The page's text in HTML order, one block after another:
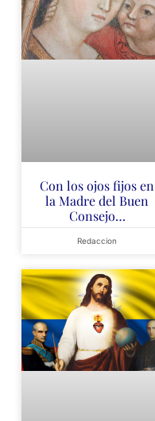
Con los ojos fijos en
la Madre del Buen
Consejo…
Redaccion